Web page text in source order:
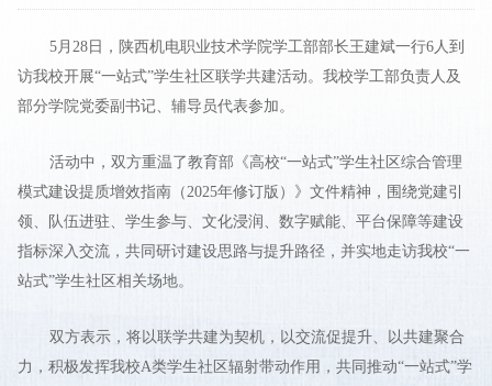
5月28日，陕西机电职业技术学院学工部部长王建斌一行6人到
访我校开展“一站式”学生社区联学共建活动。我校学工部负责人及
部分学院党委副书记、辅导员代表参加。
活动中，双方重温了教育部《高校“一站式”学生社区综合管理
模式建设提质增效指南（2025年修订版）》文件精神，围绕党建引
领、队伍进驻、学生参与、文化浸润、数字赋能、平台保障等建设
指标深入交流，共同研讨建设思路与提升路径，并实地走访我校“一
站式”学生社区相关场地。
双方表示，将以联学共建为契机，以交流促提升、以共建聚合
力，积极发挥我校A类学生社区辐射带动作用，共同推动“一站式”学